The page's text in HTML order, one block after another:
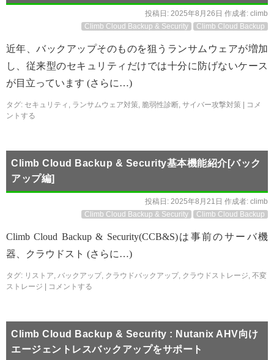
投稿日: 2025年8月26日 作成者: climb
Climb Cloud Backup & Security
Climb Cloud Backup
近年、バックアップそのものを狙うランサムウェアが増加
し、従来型のセキュリティだけでは十分に防げないケース
が目立っています (さらに…)
タグ: セキュリティ , ランサムウェア対策, 脆弱性診断, サイバー攻撃対策
コメ
ントする
Climb Cloud Backup & Security基本機能紹介[バック
アップ編]
投稿日: 2025年8月21日 作成者: climb
Climb Cloud Backup & Security
Climb Cloud Backup
Climb Cloud Backup & Security(CCB&S)は事前のサーバ機
器、クラウドスト (さらに…)
タグ: リストア, バックアップ, クラウドバックアップ, クラウドストレージ, 不変
ストレージ
コメントする
Climb Cloud Backup & Security : Nutanix AHV向け
エージェントレスバックアップをサポート